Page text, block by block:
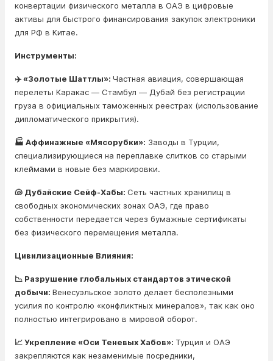
конвертации физического металла в ОАЭ в цифровые
активы для быстрого финансирования закупок электроники
для РФ в Китае.
Инструменты:
✈️ «Золотые Шаттлы»: Частная авиация, совершающая
перелеты Каракас — Стамбул — Дубай без регистрации
груза в официальных таможенных реестрах (использование
дипломатического прикрытия).
🏭 Аффинажные «Мясорубки»: Заводы в Турции,
специализирующиеся на переплавке слитков со старыми
клеймами в новые без маркировки.
🐚 Дубайские Сейф-Хабы: Сеть частных хранилищ в
свободных экономических зонах ОАЭ, где право
собственности передается через бумажные сертификаты
без физического перемещения металла.
Цивилизационные Влияния:
📉 Разрушение глобальных стандартов этической
добычи: Венесуэльское золото делает бесполезными
усилия по контролю «конфликтных минералов», так как оно
полностью интегрировано в мировой оборот.
📈 Укрепление «Оси Теневых Хабов»: Турция и ОАЭ
закрепляются как незаменимые посредники,